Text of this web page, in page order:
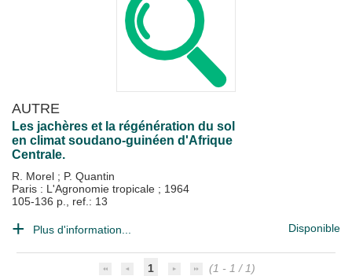
AUTRE
Les jachères et la régénération du sol
en climat soudano-guinéen d'Afrique
Centrale.
R. Morel ; P. Quantin
Paris : L'Agronomie tropicale ; 1964
105-136 p., ref.: 13
Plus d'information... Disponible
1
(1 - 1 / 1)